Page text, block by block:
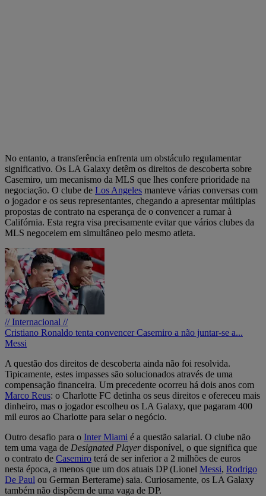
No entanto, a transferência enfrenta um obstáculo regulamentar
significativo. Os LA Galaxy detêm os direitos de descoberta sobre
Casemiro, um mecanismo da MLS que lhes confere prioridade na
negociação. O clube de Los Angeles manteve várias conversas com
o jogador e os seus representantes, chegando a apresentar múltiplas
propostas de contrato na esperança de o convencer a rumar à
Califórnia. Esta regra visa precisamente evitar que vários clubes da
MLS negoceiem em simultâneo pelo mesmo atleta.
// Internacional //
Cristiano Ronaldo tenta convencer Casemiro a não juntar-se a...
Messi
A questão dos direitos de descoberta ainda não foi resolvida.
Tipicamente, estes impasses são solucionados através de uma
compensação financeira. Um precedente ocorreu há dois anos com
Marco Reus: o Charlotte FC detinha os seus direitos e ofereceu mais
dinheiro, mas o jogador escolheu os LA Galaxy, que pagaram 400
mil euros ao Charlotte para selar o negócio.
Outro desafio para o Inter Miami é a questão salarial. O clube não
tem uma vaga de Designated Playerdisponível, o que significa que
o contrato de Casemiro terá de ser inferior a 2 milhões de euros
nesta época, a menos que um dos atuais DP (Lionel Messi, Rodrigo
De Paul ou German Berterame) saia. Curiosamente, os LA Galaxy
também não dispõem de uma vaga de DP.